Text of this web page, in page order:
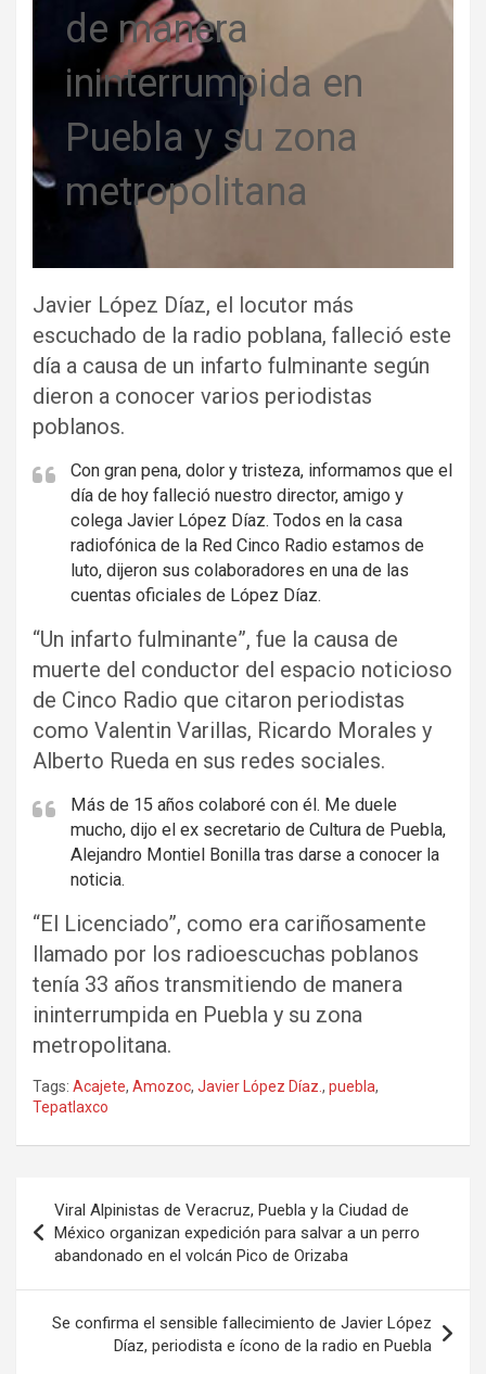
de manera
ininterrumpida en
Puebla y su zona
metropolitana
Javier López Díaz, el locutor más
escuchado de la radio poblana, falleció este
día a causa de un infarto fulminante según
dieron a conocer varios periodistas
poblanos.
Con gran pena, dolor y tristeza, informamos que el
día de hoy falleció nuestro director, amigo y
colega Javier López Díaz. Todos en la casa
radiofónica de la Red Cinco Radio estamos de
luto, dijeron sus colaboradores en una de las
cuentas oficiales de López Díaz.
“Un infarto fulminante”, fue la causa de
muerte del conductor del espacio noticioso
de Cinco Radio que citaron periodistas
como Valentin Varillas, Ricardo Morales y
Alberto Rueda en sus redes sociales.
Más de 15 años colaboré con él. Me duele
mucho, dijo el ex secretario de Cultura de Puebla,
Alejandro Montiel Bonilla tras darse a conocer la
noticia.
“El Licenciado”, como era cariñosamente
llamado por los radioescuchas poblanos
tenía 33 años transmitiendo de manera
ininterrumpida en Puebla y su zona
metropolitana.
Tags: Acajete, Amozoc, Javier López Díaz. , puebla,
Tepatlaxco
de
entradas
Viral Alpinistas de Veracruz, Puebla y la Ciudad de
México organizan expedición para salvar a un perro
abandonado en el volcán Pico de Orizaba
Se confirma el sensible fallecimiento de Javier López
Díaz, periodista e ícono de la radio en Puebla